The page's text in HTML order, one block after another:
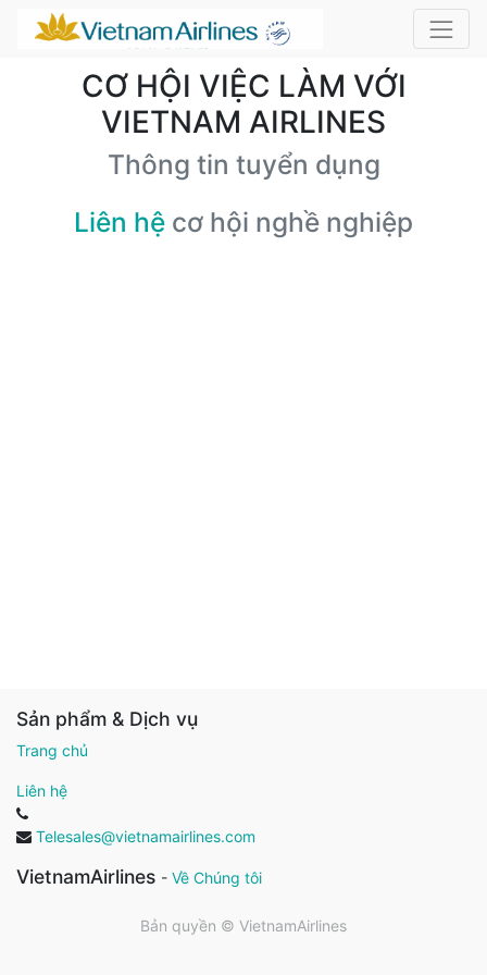
CƠ HỘI VIỆC LÀM VỚI
VIETNAM AIRLINES
Thông tin tuyển dụng
Liên hệ cơ hội nghề nghiệp
Sản phẩm & Dịch vụ
Trang chủ
Liên hệ
Telesales@vietnamairlines.com
VietnamAirlines - Về Chúng tôi
Bản quyền © VietnamAirlines